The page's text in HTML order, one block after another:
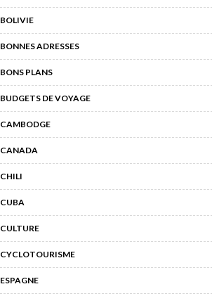
BOLIVIE
BONNES ADRESSES
BONS PLANS
BUDGETS DE VOYAGE
CAMBODGE
CANADA
CHILI
CUBA
CULTURE
CYCLOTOURISME
ESPAGNE